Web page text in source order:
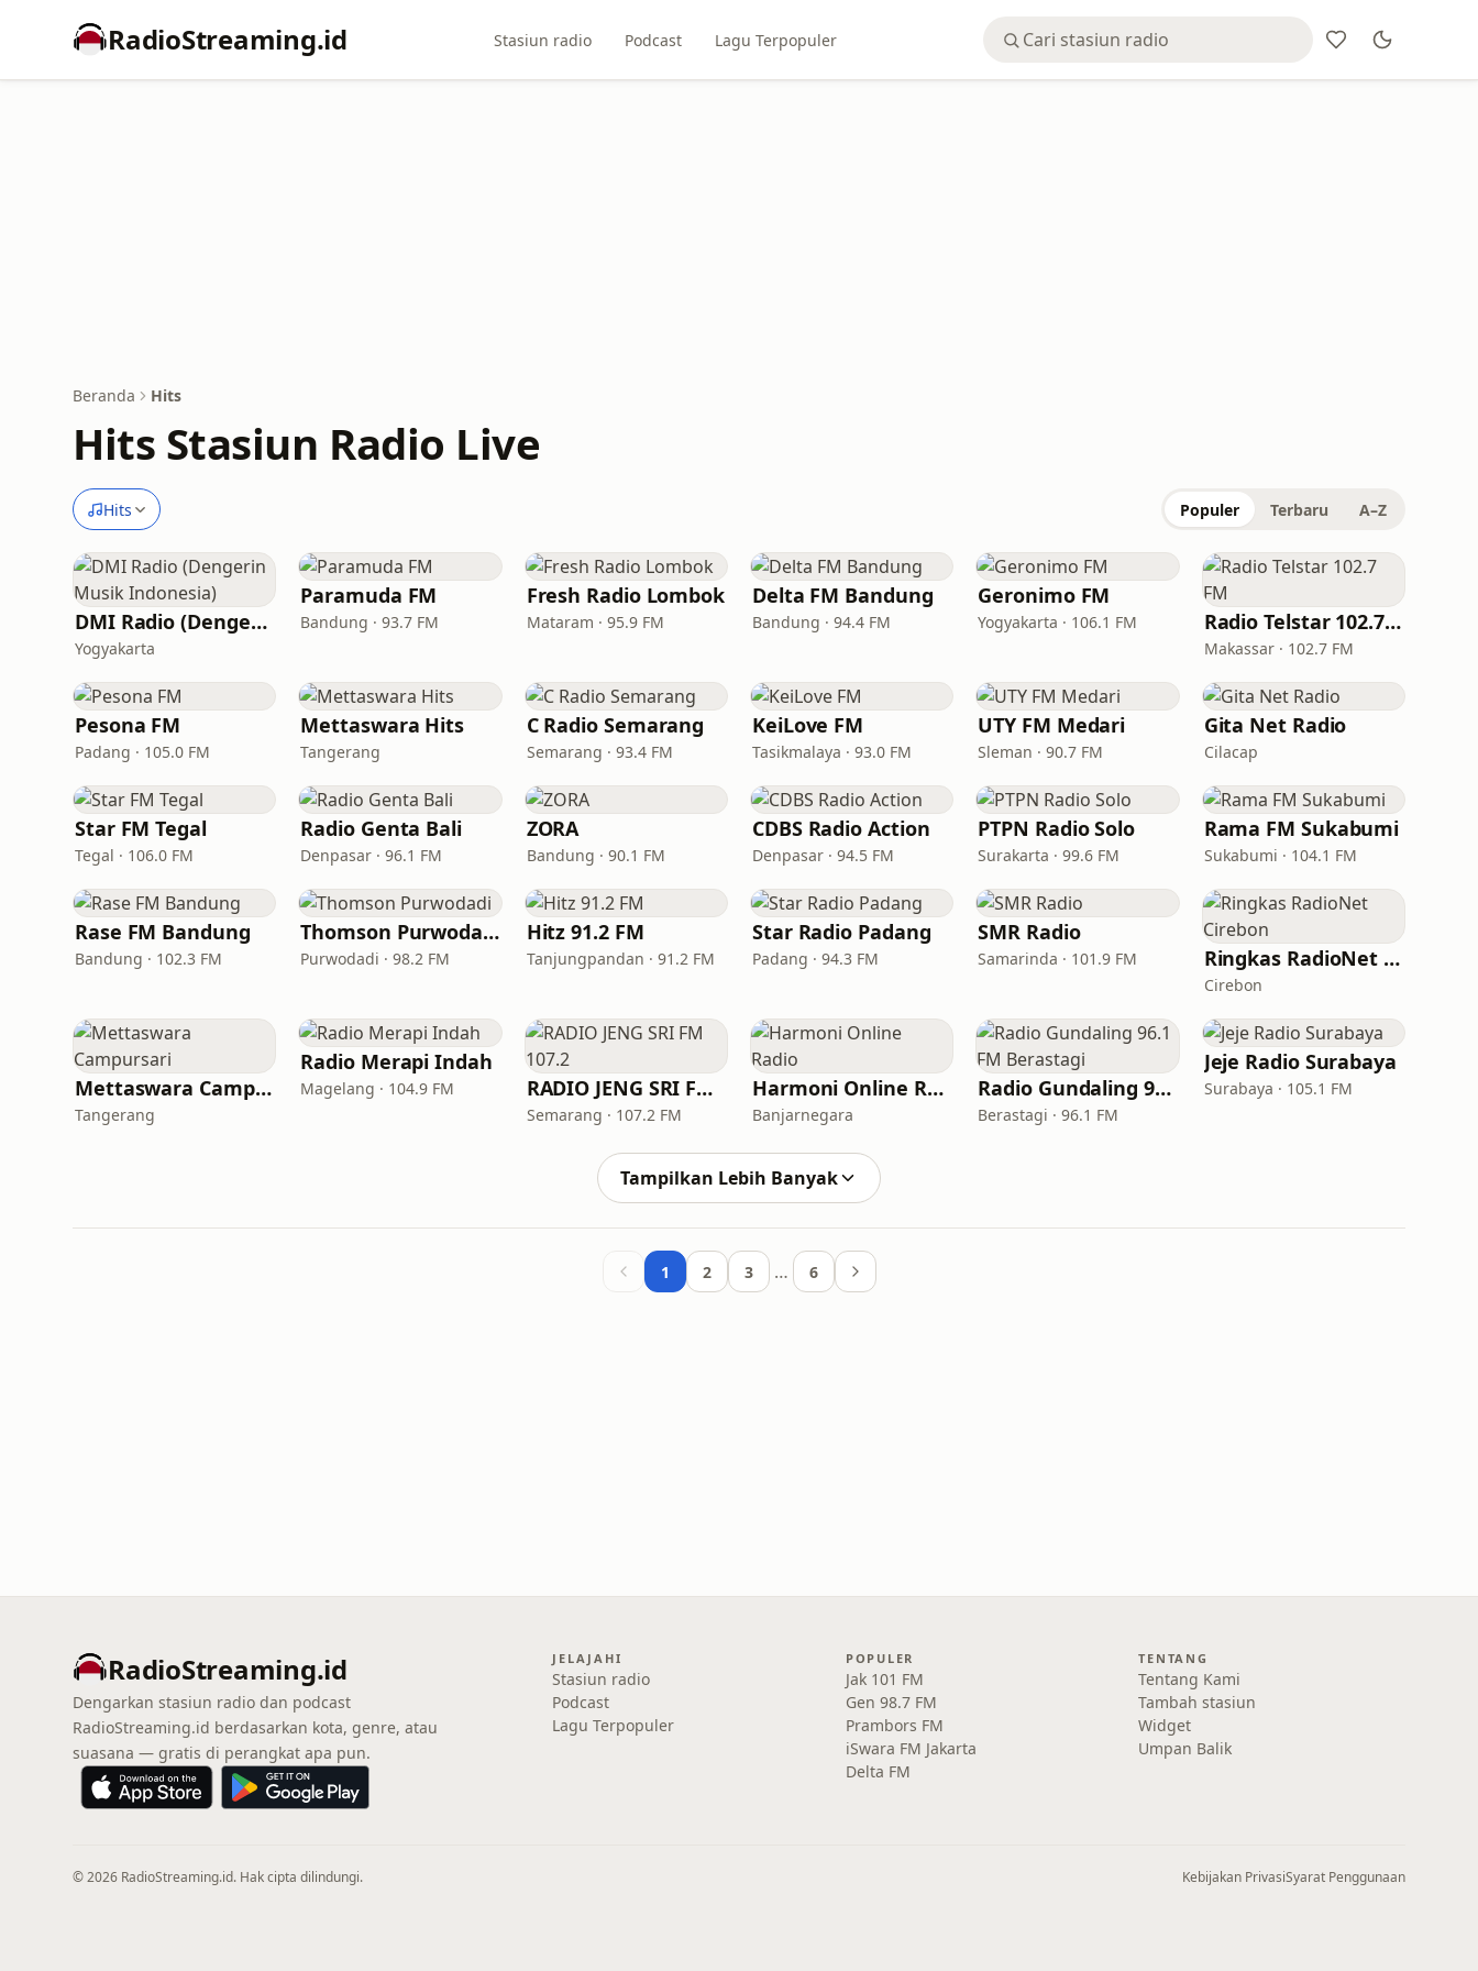
RadioStreaming.id Stasiun radio Podcast Lagu Terpopuler
Beranda Hits
Hits Stasiun Radio Live
Hits Populer Terbaru A–Z
DMI Radio (Dengerin Musik Indonesia)
Yogyakarta
Paramuda FM
Bandung · 93.7 FM
Fresh Radio Lombok
Mataram · 95.9 FM
Delta FM Bandung
Bandung · 94.4 FM
Geronimo FM
Yogyakarta · 106.1 FM Radio Telstar 102.7 FM
Makassar · 102.7 FM
Pesona FM
Padang · 105.0 FM
Mettaswara Hits
Tangerang
C Radio Semarang
Semarang · 93.4 FM
KeiLove FM
Tasikmalaya · 93.0 FM
UTY FM Medari
Sleman · 90.7 FM
Gita Net Radio
Cilacap
Star FM Tegal
Tegal · 106.0 FM
Radio Genta Bali
Denpasar · 96.1 FM
ZORA
Bandung · 90.1 FM
CDBS Radio Action
Denpasar · 94.5 FM
PTPN Radio Solo
Surakarta · 99.6 FM
Rama FM Sukabumi
Sukabumi · 104.1 FM
Rase FM Bandung
Bandung · 102.3 FM
Thomson Purwodadi
Purwodadi · 98.2 FM
Hitz 91.2 FM
Tanjungpandan · 91.2 FM
Star Radio Padang
Padang · 94.3 FM
SMR Radio
Samarinda · 101.9 FM Ringkas RadioNet Cirebon
Cirebon
Mettaswara Campursari
Tangerang
Radio Merapi Indah
Magelang · 104.9 FM RADIO JENG SRI FM 107.2
Semarang · 107.2 FM
Harmoni Online Radio
Banjarnegara
Radio Gundaling 96.1 FM Berastagi
Berastagi · 96.1 FM
Jeje Radio Surabaya
Surabaya · 105.1 FM
Tampilkan Lebih Banyak
1 2 3 … 6
RadioStreaming.id
Dengarkan stasiun radio dan podcast
RadioStreaming.id berdasarkan kota, genre, atau
suasana — gratis di perangkat apa pun.
JELAJAHI
Stasiun radio
Podcast
Lagu Terpopuler
POPULER
Jak 101 FM
Gen 98.7 FM
Prambors FM
iSwara FM Jakarta
Delta FM
TENTANG
Tentang Kami
Tambah stasiun
Widget
Umpan Balik
© 2026 RadioStreaming.id. Hak cipta dilindungi. Kebijakan PrivasiSyarat Penggunaan